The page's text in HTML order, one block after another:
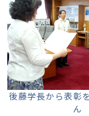
後藤学長から表彰
ん